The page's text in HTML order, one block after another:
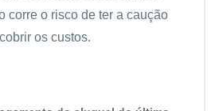
corre o risco de ter a caução
os custos.